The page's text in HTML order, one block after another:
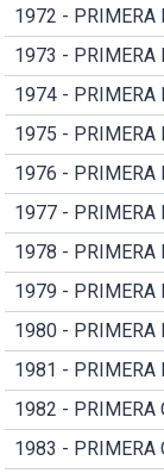
1972 - PRIMERA
1973 - PRIMERA
1974 - PRIMERA
1975 - PRIMERA
1976 - PRIMERA
1977 - PRIMERA
1978 - PRIMERA
1979 - PRIMERA
1980 - PRIMERA
1981 - PRIMERA
1982 - PRIMERA
1983 - PRIMERA